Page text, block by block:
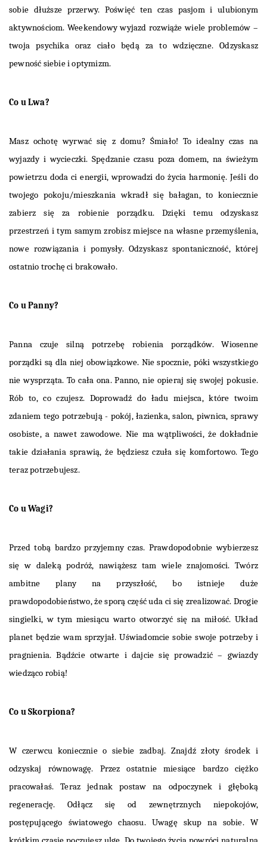
sobie dłuższe przerwy. Poświęć ten czas pasjom i ulubionym
aktywnościom. Weekendowy wyjazd rozwiąże wiele problemów –
twoja psychika oraz ciało będą za to wdzięczne. Odzyskasz
pewność siebie i optymizm.
Co u Lwa?
Masz ochotę wyrwać się z domu? Śmiało! To idealny czas na
wyjazdy i wycieczki. Spędzanie czasu poza domem, na świeżym
powietrzu doda ci energii, wprowadzi do życia harmonię. Jeśli do
twojego pokoju/mieszkania wkradł się bałagan, to koniecznie
zabierz się za robienie porządku. Dzięki temu odzyskasz
przestrzeń i tym samym zrobisz miejsce na własne przemyślenia,
nowe rozwiązania i pomysły. Odzyskasz spontaniczność, której
ostatnio trochę ci brakowało.
Co u Panny?
Panna czuje silną potrzebę robienia porządków. Wiosenne
porządki są dla niej obowiązkowe. Nie spocznie, póki wszystkiego
nie wysprząta. To cała ona. Panno, nie opieraj się swojej pokusie.
Rób to, co czujesz. Doprowadź do ładu miejsca, które twoim
zdaniem tego potrzebują - pokój, łazienka, salon, piwnica, sprawy
osobiste, a nawet zawodowe. Nie ma wątpliwości, że dokładnie
takie działania sprawią, że będziesz czuła się komfortowo. Tego
teraz potrzebujesz.
Co u Wagi?
Przed tobą bardzo przyjemny czas. Prawdopodobnie wybierzesz
się w daleką podróż, nawiążesz tam wiele znajomości. Twórz
ambitne plany na przyszłość, bo istnieje duże
prawdopodobieństwo, że sporą część uda ci się zrealizować. Drogie
singielki, w tym miesiącu warto otworzyć się na miłość. Układ
planet będzie wam sprzyjał. Uświadomcie sobie swoje potrzeby i
pragnienia. Bądźcie otwarte i dajcie się prowadzić – gwiazdy
wiedząco robią!
Co u Skorpiona?
W czerwcu koniecznie o siebie zadbaj. Znajdź złoty środek i
odzyskaj równowagę. Przez ostatnie miesiące bardzo ciężko
pracowałaś. Teraz jednak postaw na odpoczynek i głęboką
regenerację. Odłącz się od zewnętrznych niepokojów,
postępującego światowego chaosu. Uwagę skup na sobie. W